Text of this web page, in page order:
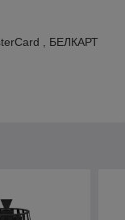
, БЕЛКАРТ